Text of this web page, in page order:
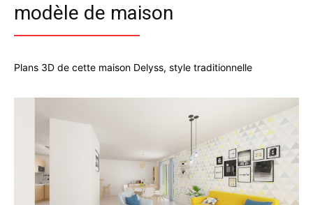
modèle de maison
Plans 3D de cette maison Delyss, style traditionnelle